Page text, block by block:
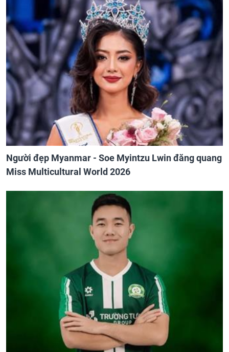
Người đẹp Myanmar - Soe Myintzu Lwin đăng quang
Miss Multicultural World 2026